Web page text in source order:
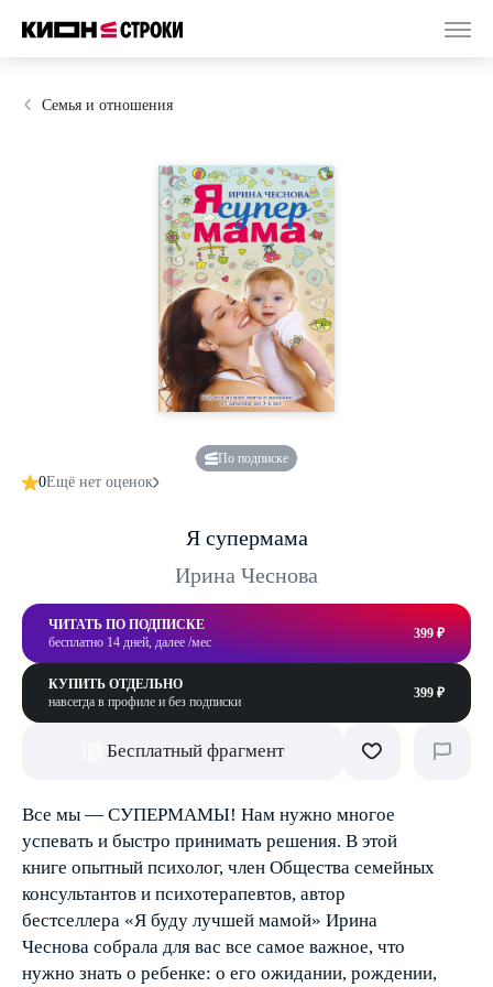
Семья и отношения
По подписке
0Ещё нет оценок
Я супермама
Ирина Чеснова
ЧИТАТЬ ПО ПОДПИСКЕ
бесплатно 14 дней, далее /мес
399 ₽
КУПИТЬ ОТДЕЛЬНО
навсегда в профиле и без подписки
399 ₽
Бесплатный фрагмент
Все мы — СУПЕРМАМЫ! Нам нужно многое
успевать и быстро принимать решения. В этой
книге опытный психолог, член Общества семейных
консультантов и психотерапевтов, автор
бестселлера «Я буду лучшей мамой» Ирина
Чеснова собрала для вас все самое важное, что
нужно знать о ребенке: о его ожидании, рождении,